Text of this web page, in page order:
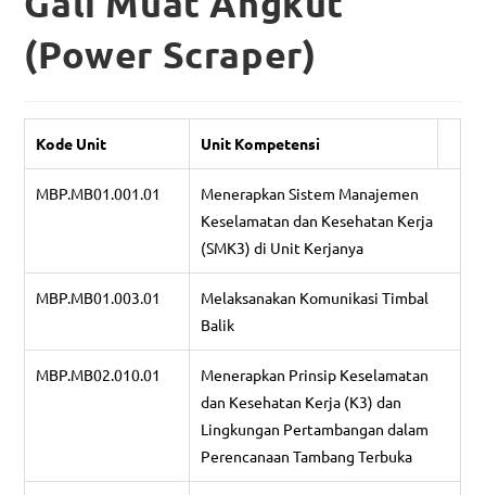
(Power Scraper)
Kode Unit Unit Kompetensi
MBP.MB01.001.01
Menerapkan Sistem Manajemen
Keselamatan dan Kesehatan Kerja
(SMK3) di Unit Kerjanya
MBP.MB01.003.01
Melaksanakan Komunikasi Timbal
Balik
MBP.MB02.010.01
Menerapkan Prinsip Keselamatan
dan Kesehatan Kerja (K3) dan
Lingkungan Pertambangan dalam
Perencanaan Tambang Terbuka